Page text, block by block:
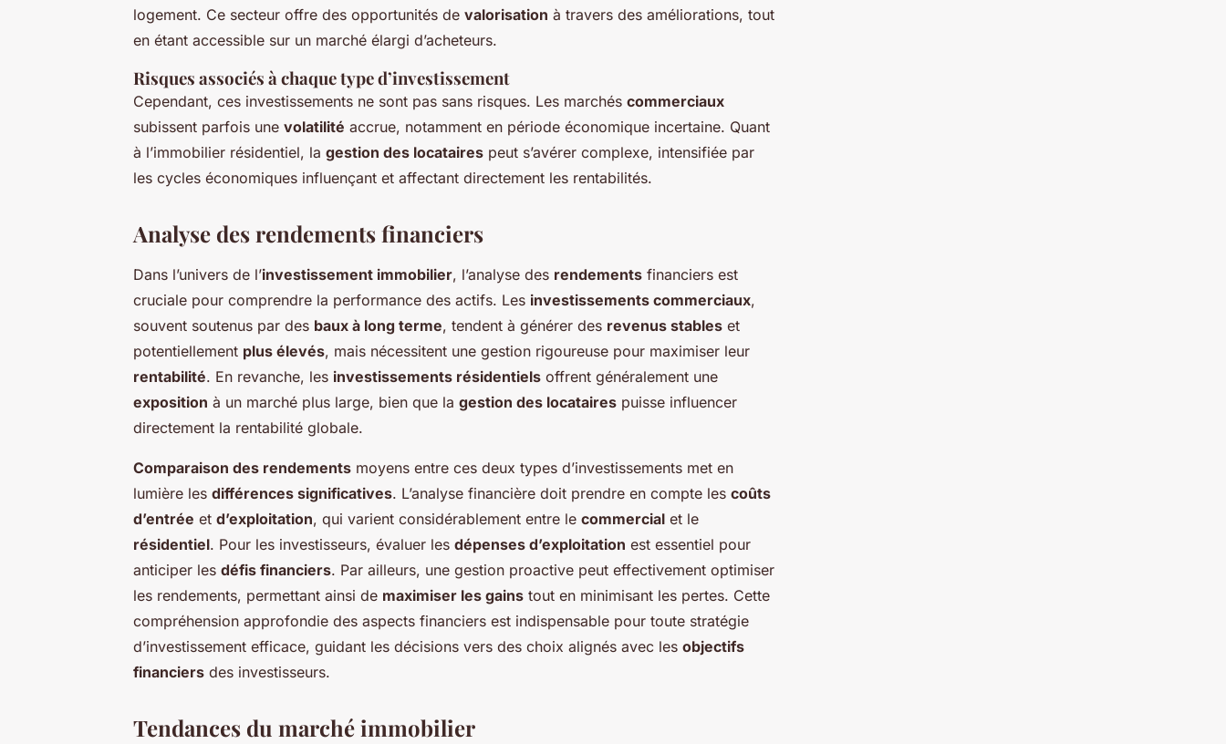
logement. Ce secteur offre des opportunités de valorisation à travers des améliorations, tout
en étant accessible sur un marché élargi d’acheteurs.
Risques associés à chaque type d’investissement
Cependant, ces investissements ne sont pas sans risques. Les marchés commerciaux
subissent parfois une volatilité accrue, notamment en période économique incertaine. Quant
à l’immobilier résidentiel, la gestion des locataires peut s’avérer complexe, intensifiée par
les cycles économiques influençant et affectant directement les rentabilités.
Analyse des rendements financiers
Dans l’univers de l’investissement immobilier, l’analyse des rendements financiers est
cruciale pour comprendre la performance des actifs. Les investissements commerciaux,
souvent soutenus par des baux à long terme, tendent à générer des revenus stables et
potentiellement plus élevés, mais nécessitent une gestion rigoureuse pour maximiser leur
rentabilité. En revanche, les investissements résidentiels offrent généralement une
exposition à un marché plus large, bien que la gestion des locataires puisse influencer
directement la rentabilité globale.
Comparaison des rendements moyens entre ces deux types d’investissements met en
lumière les différences significatives. L’analyse financière doit prendre en compte les coûts
d’entrée et d’exploitation, qui varient considérablement entre le commercial et le
résidentiel. Pour les investisseurs, évaluer les dépenses d’exploitation est essentiel pour
anticiper les défis financiers. Par ailleurs, une gestion proactive peut effectivement optimiser
les rendements, permettant ainsi de maximiser les gains tout en minimisant les pertes. Cette
compréhension approfondie des aspects financiers est indispensable pour toute stratégie
d’investissement efficace, guidant les décisions vers des choix alignés avec les objectifs
financiers des investisseurs.
Tendances du marché immobilier